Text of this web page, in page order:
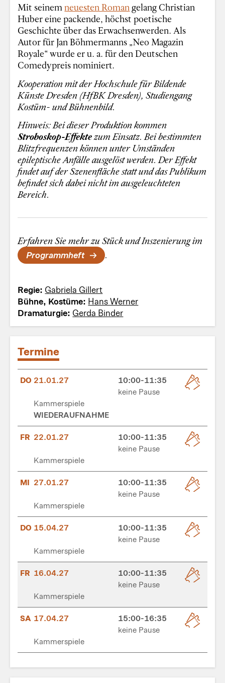
Mit seinemneuesten Romangelang Christian
Huber eine packende, höchst poetische
Geschichte über das Erwachsenwerden. Als
Autor für Jan Böhmermanns „Neo Magazin
Royale“ wurde er u. a. für den Deutschen
Comedypreis nominiert.
Kooperation mit der Hochschule für Bildende
Künste Dresden (HfBK Dresden), Studiengang
Kostüm- und Bühnenbild.
Hinweis: Bei dieser Produktion kommen
Stroboskop-Effektezum Einsatz.Bei bestimmten
Blitzfrequenzen können unter Umständen
epileptische Anfälle ausgelöst werden. Der Effekt
findet auf der Szenenfläche statt und das Publikum
befindet sich dabei nicht im ausgeleuchteten
Bereich.
Erfahren Sie mehr zu Stück und Inszenierung im
Programmheft
.
Regie: Gabriela Gillert
Bühne, Kostüme: Hans Werner
Dramaturgie: Gerda Binder
Termine
DO 21.01.27
10:00-11:35
keine Pause
Kammerspiele
WIEDERAUFNAHME
FR 22.01.27
10:00-11:35
keine Pause
Kammerspiele
MI 27.01.27
10:00-11:35
keine Pause
Kammerspiele
DO 15.04.27
10:00-11:35
keine Pause
Kammerspiele
FR 16.04.27
10:00-11:35
keine Pause
Kammerspiele
SA 17.04.27
15:00-16:35
keine Pause
Kammerspiele